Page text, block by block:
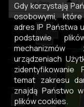
Gdy korzystają
osobowymi,
adres IP Państwa
podstawie
urządzeniach
zidentyfikowanie
temat zakresu
znajdą Państwo
plików cookies.